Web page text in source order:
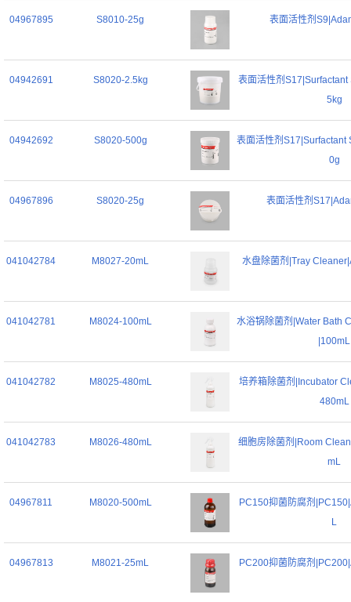
04967895 S8010-25g 表面活性剂
04942691 S8020-2.5kg
表面活性剂
5kg
04942692 S8020-500g
表面活性剂S17|Surfactant
0g
04967896 S8020-25g 表面活性剂
041042784 M8027-20mL 水盘除菌剂|Tray
041042781 M8024-100mL
水浴锅除菌剂|Water Bath
|100mL
041042782 M8025-480mL
培养箱除菌剂|Incubator
480mL
041042783 M8026-480mL
细胞房除菌剂|Room
mL
04967811 M8020-500mL
PC150抑菌防腐剂
L
04967813 M8021-25mL PC200抑菌防腐剂